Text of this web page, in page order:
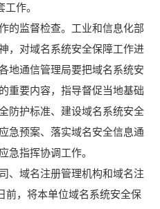
作。
监督检查。工业和信息化部
，对域名系统安全保障工作进
地通信管理局要把域名系统安
重要内容，指导督促当地基础
防护标准、建设域名系统安全
急预案、落实域名安全信息通
急指挥协调工作。
域名注册管理机构和域名注
前，将本单位域名系统安全保